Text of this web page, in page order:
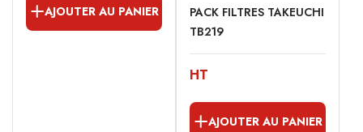
AJOUTER AU PANIER
PACK FILTRES TAKEUCHI
TB219
HT
AJOUTER AU PANIER